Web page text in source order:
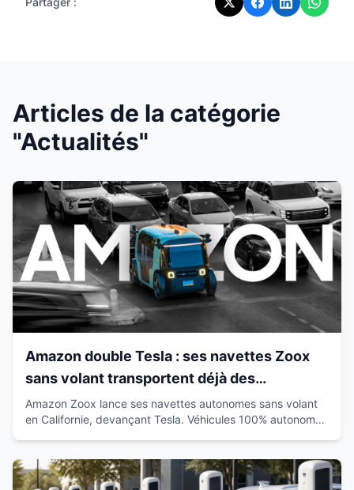
Articles de la catégorie
"Actualités"
Amazon double Tesla : ses navettes Zoox
sans volant transportent déjà des
passagers en Californie
Amazon Zoox lance ses navettes autonomes sans volant
en Californie, devançant Tesla. Véhicules 100% autonomes